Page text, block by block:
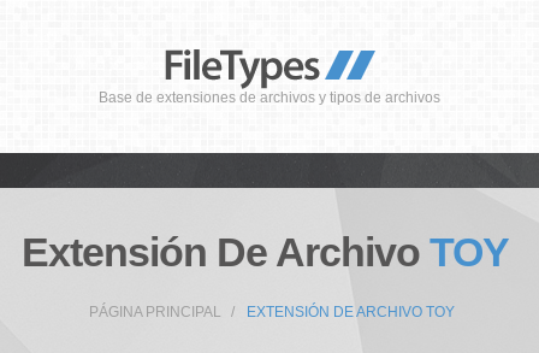
Base de extensiones de archivos y tipos de archivos
Extensión De Archivo TOY
PÁGINA PRINCIPAL EXTENSIÓN DE ARCHIVO TOY